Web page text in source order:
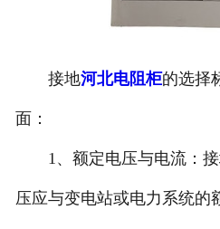
接地河北电阻柜的选择
面：
1、额定电压与电流：
压应与变电站或电力系统的